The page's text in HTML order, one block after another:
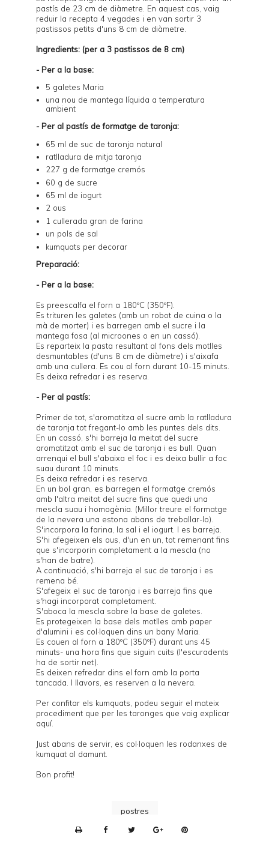
pastís de 23 cm de diàmetre. En aquest cas, vaig
reduir la recepta 4 vegades i en van sortir 3
pastissos petits d'uns 8 cm de diàmetre.
Ingredients: (per a 3 pastissos de 8 cm)
- Per a la base:
5 galetes Maria
una nou de mantega líquida a temperatura
ambient
- Per al pastís de formatge de taronja:
65 ml de suc de taronja natural
ratlladura de mitja taronja
227 g de formatge cremós
60 g de sucre
65 ml de iogurt
2 ous
1 cullerada gran de farina
un pols de sal
kumquats per decorar
Preparació:
- Per a la base:
Es preescalfa el forn a 180ºC (350ºF).
Es trituren les galetes (amb un robot de cuina o la
mà de morter) i es barregen amb el sucre i la
mantega fosa (al microones o en un cassó).
Es reparteix la pasta resultant al fons dels motlles
desmuntables (d'uns 8 cm de diàmetre) i s'aixafa
amb una cullera. Es cou al forn durant 10-15 minuts.
Es deixa refredar i es reserva.
- Per al pastís:
Primer de tot, s'aromatitza el sucre amb la ratlladura
de taronja tot fregant-lo amb les puntes dels dits.
En un cassó, s'hi barreja la meitat del sucre
aromatitzat amb el suc de taronja i es bull. Quan
arrenqui el bull s'abaixa el foc i es deixa bullir a foc
suau durant 10 minuts.
Es deixa refredar i es reserva.
En un bol gran, es barregen el formatge cremós
amb l'altra meitat del sucre fins que quedi una
mescla suau i homogènia. (Millor treure el formatge
de la nevera una estona abans de treballar-lo).
S'incorpora la farina, la sal i el iogurt. I es barreja.
S'hi afegeixen els ous, d'un en un, tot remenant fins
que s'incorporin completament a la mescla (no
s'han de batre).
A continuació, s'hi barreja el suc de taronja i es
remena bé.
S'afegeix el suc de taronja i es barreja fins que
s'hagi incorporat completament.
S'aboca la mescla sobre la base de galetes.
Es protegeixen la base dels motlles amb paper
d'alumini i es col·loquen dins un bany Maria.
Es couen al forn a 180ºC (350ºF) durant uns 45
minuts- una hora fins que siguin cuits (l'escuradents
ha de sortir net).
Es deixen refredar dins el forn amb la porta
tancada. I llavors, es reserven a la nevera.
Per confitar els kumquats, podeu seguir el mateix
procediment que per les taronges que vaig explicar
aquí.
Just abans de servir, es col·loquen les rodanxes de
kumquat al damunt.
Bon profit!
postres